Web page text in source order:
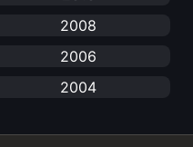
2008
2006
2004